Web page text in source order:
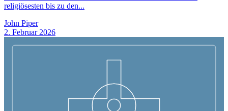
religiösesten bis zu den...
John Piper
2. Februar 2026